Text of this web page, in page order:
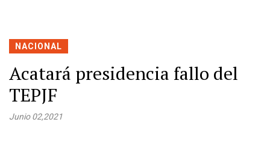
NACIONAL
Acatará presidencia fallo del
TEPJF
Junio 02,2021